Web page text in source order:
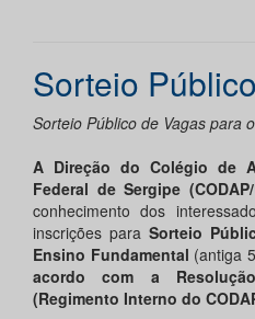
Sorteio
Sorteio Público de Vagas para
A Direção do Colégio de
Federal de Sergipe (CODAP/
conhecimento dos
inscrições para Sorteio
Ensino Fundamental (antiga
acordo com a Resolução
(Regimento Interno do